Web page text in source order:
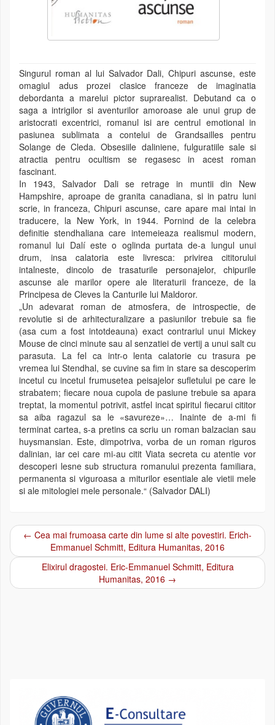
Singurul roman al lui Salvador Dali, Chipuri ascunse, este
omagiul adus prozei clasice franceze de imaginatia
debordanta a marelui pictor suprarealist. Debutand ca o
saga a intrigilor si aventurilor amoroase ale unui grup de
aristocrati excentrici, romanul isi are centrul emotional in
pasiunea sublimata a contelui de Grandsailles pentru
Solange de Cleda. Obsesiile daliniene, fulguratiile sale si
atractia pentru ocultism se regasesc in acest roman
fascinant.
In 1943, Salvador Dali se retrage in muntii din New
Hampshire, aproape de granita canadiana, si in patru luni
scrie, in franceza, Chipuri ascunse, care apare mai intai in
traducere, la New York, in 1944. Pornind de la celebra
definitie stendhaliana care intemeieaza realismul modern,
romanul lui Dalí este o oglinda purtata de-a lungul unui
drum, insa calatoria este livresca: privirea cititorului
intalneste, dincolo de trasaturile personajelor, chipurile
ascunse ale marilor opere ale literaturii franceze, de la
Principesa de Cleves la Canturile lui Maldoror.
„Un adevarat roman de atmosfera, de introspectie, de
revolutie si de arhitecturalizare a pasiunilor trebuie sa fie
(asa cum a fost intotdeauna) exact contrariul unui Mickey
Mouse de cinci minute sau al senzatiei de vertij a unui salt cu
parasuta. La fel ca intr-o lenta calatorie cu trasura pe
vremea lui Stendhal, se cuvine sa fim in stare sa descoperim
incetul cu incetul frumusetea peisajelor sufletului pe care le
strabatem; fiecare noua cupola de pasiune trebuie sa apara
treptat, la momentul potrivit, astfel incat spiritul fiecarui cititor
sa aiba ragazul sa le «savureze»… Inainte de a-mi fi
terminat cartea, s-a pretins ca scriu un roman balzacian sau
huysmansian. Este, dimpotriva, vorba de un roman riguros
dalinian, iar cei care mi-au citit Viata secreta cu atentie vor
descoperi lesne sub structura romanului prezenta familiara,
permanenta si viguroasa a miturilor esentiale ale vietii mele
si ale mitologiei mele personale.“ (Salvador DALI)
Post navigation
← Cea mai frumoasa carte din lume si alte povestiri. Erich-
Emmanuel Schmitt, Editura Humanitas, 2016
Elixirul dragostei. Eric-Emmanuel Schmitt, Editura
Humanitas, 2016 →